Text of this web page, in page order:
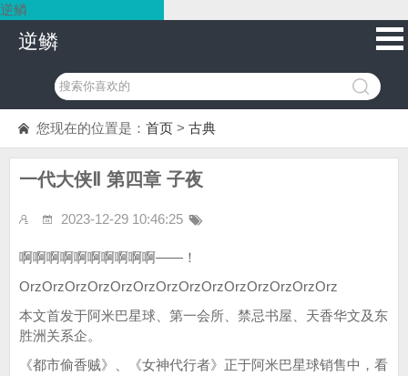
逆鳞
逆鳞
您现在的位置是： 首页 > 古典
一代大侠Ⅱ 第四章 子夜
2023-12-29 10:46:25
啊啊啊啊啊啊啊啊啊啊——！
OrzOrzOrzOrzOrzOrzOrzOrzOrzOrzOrzOrzOrzOrz
本文首发于阿米巴星球、第一会所、禁忌书屋、天香华文及东
胜洲关系企。
《都市偷香贼》、《女神代行者》正于阿米巴星球销售中，看